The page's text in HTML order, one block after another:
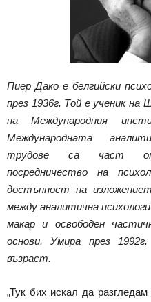
Пиер Дако е белгийски
през 1936г. Той е ученик на
на Международния
Международната
трудове са част от
посредничество на
достъпност на
между аналитична
макар и освободен
основи. Умира през
възраст.
„Тук бих искал да